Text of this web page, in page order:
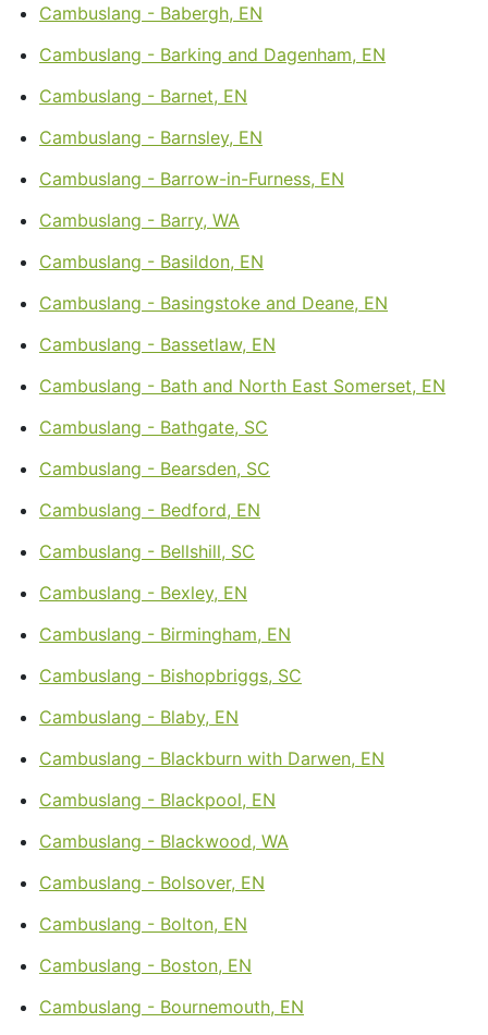
Cambuslang - Babergh, EN
Cambuslang - Barking and Dagenham, EN
Cambuslang - Barnet, EN
Cambuslang - Barnsley, EN
Cambuslang - Barrow-in-Furness, EN
Cambuslang - Barry, WA
Cambuslang - Basildon, EN
Cambuslang - Basingstoke and Deane, EN
Cambuslang - Bassetlaw, EN
Cambuslang - Bath and North East Somerset, EN
Cambuslang - Bathgate, SC
Cambuslang - Bearsden, SC
Cambuslang - Bedford, EN
Cambuslang - Bellshill, SC
Cambuslang - Bexley, EN
Cambuslang - Birmingham, EN
Cambuslang - Bishopbriggs, SC
Cambuslang - Blaby, EN
Cambuslang - Blackburn with Darwen, EN
Cambuslang - Blackpool, EN
Cambuslang - Blackwood, WA
Cambuslang - Bolsover, EN
Cambuslang - Bolton, EN
Cambuslang - Boston, EN
Cambuslang - Bournemouth, EN